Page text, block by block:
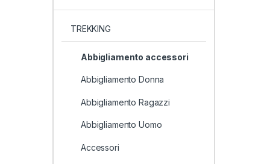
TREKKING
Abbigliamento accessori
Abbigliamento Donna
Abbigliamento Ragazzi
Abbigliamento Uomo
Accessori